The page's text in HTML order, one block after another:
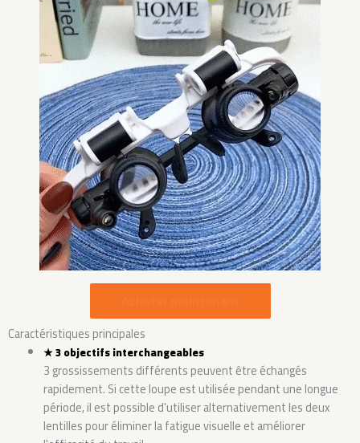
Caractéristiques principales
★3 objectifs interchangeables
3 grossissements différents peuvent être échangés
rapidement. Si cette loupe est utilisée pendant une longue
période, il est possible d'utiliser alternativement les deux
lentilles pour éliminer la fatigue visuelle et améliorer